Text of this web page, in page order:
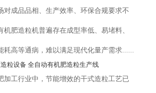
对成品品相、生产效率、环保合规要求不
机肥造粒机普遍存在成型率低、易堵料、
耗高等通病，难以满足现代化量产需求......
粒设备 全自动有机肥造粒生产线
加工行业中，节能增效的干式造粒工艺已